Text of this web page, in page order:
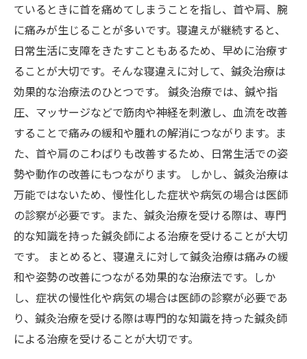
ているときに首を痛めてしまうことを指し、首や肩、腕
に痛みが生じることが多いです。寝違えが継続すると、
日常生活に支障をきたすこともあるため、早めに治療す
ることが大切です。そんな寝違えに対して、鍼灸治療は
効果的な治療法のひとつです。 鍼灸治療では、鍼や指
圧、マッサージなどで筋肉や神経を刺激し、血流を改善
することで痛みの緩和や腫れの解消につながります。ま
た、首や肩のこわばりも改善するため、日常生活での姿
勢や動作の改善にもつながります。 しかし、鍼灸治療は
万能ではないため、慢性化した症状や病気の場合は医師
の診察が必要です。また、鍼灸治療を受ける際は、専門
的な知識を持った鍼灸師による治療を受けることが大切
です。 まとめると、寝違えに対して鍼灸治療は痛みの緩
和や姿勢の改善につながる効果的な治療法です。しか
し、症状の慢性化や病気の場合は医師の診察が必要であ
り、鍼灸治療を受ける際は専門的な知識を持った鍼灸師
による治療を受けることが大切です。